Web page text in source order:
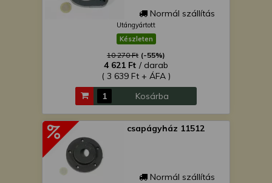
Normál szállítás
Utángyártott
Készleten
10 270 Ft (-55%)
4 621 Ft / darab
( 3 639 Ft + ÁFA )
Kosárba
csapágyház 11512
Normál szállítás